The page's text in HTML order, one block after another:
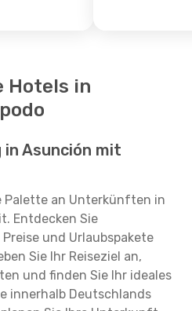
Hotels in
Asunción mit
Palette an Unterkünften in
Entdecken Sie
und Urlaubspakete
Sie Ihr Reiseziel an,
und finden Sie Ihr ideales
innerhalb Deutschlands